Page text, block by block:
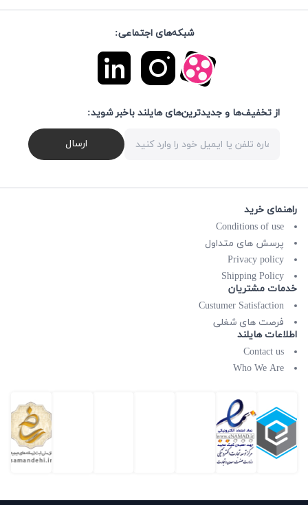
شبکه‌های اجتماعی:
از تخفیف‌ها و جدیدترین‌های هایلند باخبر شوید:
ارسال
راهنمای خرید
Conditions of use
پرسش های متداول
Privacy policy
Shipping Policy
خدمات مشتریان
Custumer Satisfaction
فرصت های شغلی
اطلاعات هایلند
Contact us
Who We Are